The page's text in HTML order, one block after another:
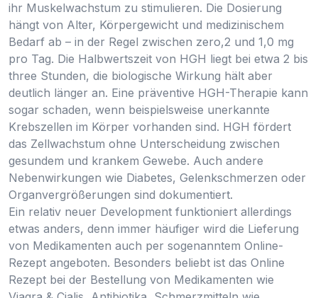
ihr Muskelwachstum zu stimulieren. Die Dosierung
hängt von Alter, Körpergewicht und medizinischem
Bedarf ab – in der Regel zwischen zero,2 und 1,0 mg
pro Tag. Die Halbwertszeit von HGH liegt bei etwa 2 bis
three Stunden, die biologische Wirkung hält aber
deutlich länger an. Eine präventive HGH-Therapie kann
sogar schaden, wenn beispielsweise unerkannte
Krebszellen im Körper vorhanden sind. HGH fördert
das Zellwachstum ohne Unterscheidung zwischen
gesundem und krankem Gewebe. Auch andere
Nebenwirkungen wie Diabetes, Gelenkschmerzen oder
Organvergrößerungen sind dokumentiert.
Ein relativ neuer Development funktioniert allerdings
etwas anders, denn immer häufiger wird die Lieferung
von Medikamenten auch per sogenanntem Online-
Rezept angeboten. Besonders beliebt ist das Online
Rezept bei der Bestellung von Medikamenten wie